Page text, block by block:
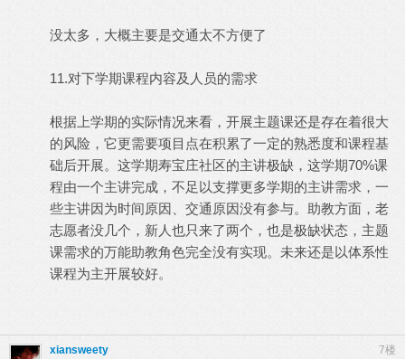
没太多，大概主要是交通太不方便了
11.对下学期课程内容及人员的需求
根据上学期的实际情况来看，开展主题课还是存在着很大
的风险，它更需要项目点在积累了一定的熟悉度和课程基
础后开展。这学期寿宝庄社区的主讲极缺，这学期70%课
程由一个主讲完成，不足以支撑更多学期的主讲需求，一
些主讲因为时间原因、交通原因没有参与。助教方面，老
志愿者没几个，新人也只来了两个，也是极缺状态，主题
课需求的万能助教角色完全没有实现。未来还是以体系性
课程为主开展较好。
7楼
xiansweety